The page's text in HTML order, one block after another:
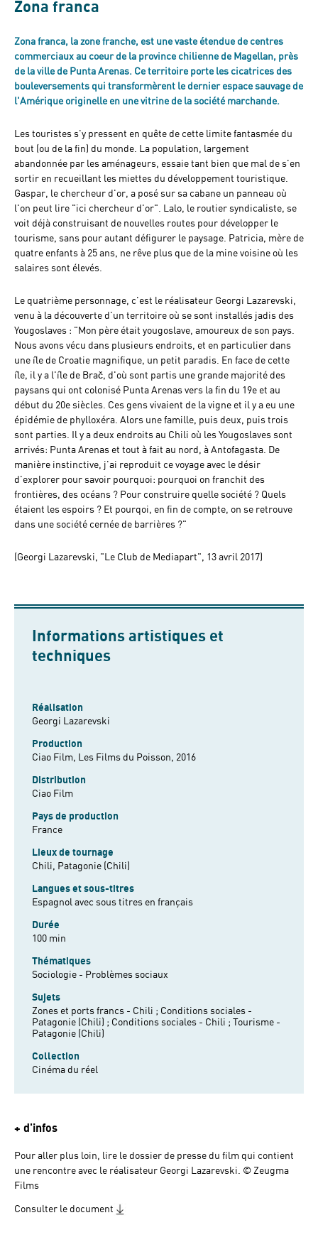
Zona franca
Zona franca, la zone franche, est une vaste étendue de centres
commerciaux au coeur de la province chilienne de Magellan, près
de la ville de Punta Arenas. Ce territoire porte les cicatrices des
bouleversements qui transformèrent le dernier espace sauvage de
l'Amérique originelle en une vitrine de la société marchande.
Les touristes s'y pressent en quête de cette limite fantasmée du
bout (ou de la fin) du monde. La population, largement
abandonnée par les aménageurs, essaie tant bien que mal de s'en
sortir en recueillant les miettes du développement touristique.
Gaspar, le chercheur d'or, a posé sur sa cabane un panneau où
l'on peut lire "ici chercheur d'or". Lalo, le routier syndicaliste, se
voit déjà construisant de nouvelles routes pour développer le
tourisme, sans pour autant défigurer le paysage. Patricia, mère de
quatre enfants à 25 ans, ne rêve plus que de la mine voisine où les
salaires sont élevés.
Le quatrième personnage, c'est le réalisateur Georgi Lazarevski,
venu à la découverte d'un territoire où se sont installés jadis des
Yougoslaves : "Mon père était yougoslave, amoureux de son pays.
Nous avons vécu dans plusieurs endroits, et en particulier dans
une île de Croatie magnifique, un petit paradis. En face de cette
île, il y a l'île de Brač, d'où sont partis une grande majorité des
paysans qui ont colonisé Punta Arenas vers la fin du 19e et au
début du 20e siècles. Ces gens vivaient de la vigne et il y a eu une
épidémie de phylloxéra. Alors une famille, puis deux, puis trois
sont parties. Il y a deux endroits au Chili où les Yougoslaves sont
arrivés: Punta Arenas et tout à fait au nord, à Antofagasta. De
manière instinctive, j'ai reproduit ce voyage avec le désir
d'explorer pour savoir pourquoi: pourquoi on franchit des
frontières, des océans ? Pour construire quelle société ? Quels
étaient les espoirs ? Et pourqoi, en fin de compte, on se retrouve
dans une société cernée de barrières ?"
(Georgi Lazarevski, "Le Club de Mediapart", 13 avril 2017)
Informations artistiques et
techniques
Réalisation
Georgi Lazarevski
Production
Ciao Film, Les Films du Poisson, 2016
Distribution
Ciao Film
Pays de production
France
Lieux de tournage
Chili, Patagonie (Chili)
Langues et sous-titres
Espagnol avec sous titres en français
Durée
100 min
Thématiques
Sociologie - Problèmes sociaux
Sujets
Zones et ports francs - Chili ; Conditions sociales -
Patagonie (Chili) ; Conditions sociales - Chili ;
Tourisme -
Patagonie (Chili)
Collection
Cinéma du réel
+ d'infos
Pour aller plus loin, lire le dossier de presse du film qui contient
une rencontre avec le réalisateur Georgi Lazarevski. © Zeugma
Films
Consulter le document